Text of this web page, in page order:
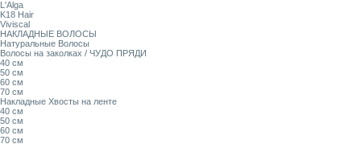
L'Alga
K18 Hair
Viviscal
НАКЛАДНЫЕ ВОЛОСЫ
Натуральные Волосы
Волосы на заколках / ЧУДО ПРЯДИ
40 см
50 см
60 см
70 см
Накладные Хвосты на ленте
40 см
50 см
60 см
70 см